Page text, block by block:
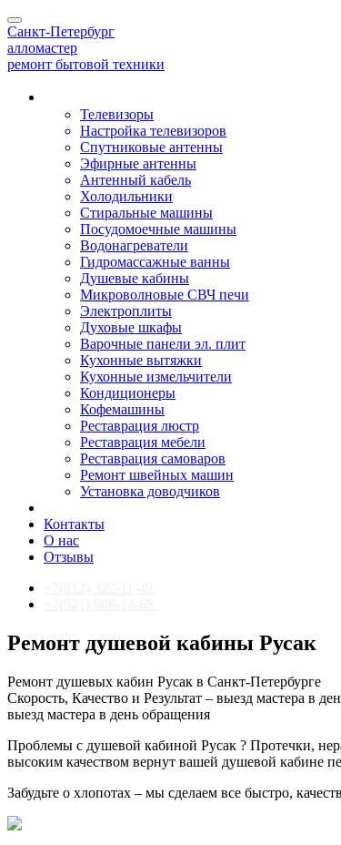
Toggle
navigation
Санкт-Петербург
алломастер
ремонт бытовой техники
Телевизоры
Настройка телевизоров
Спутниковые антенны
Эфирные антенны
Антенный кабель
Холодильники
Стиральные машины
Посудомоечные машины
Водонагреватели
Гидромассажные ванны
Душевые кабины
Микроволновые СВЧ печи
Электроплиты
Духовые шкафы
Варочные панели эл. плит
Кухонные вытяжки
Кухонные измельчители
Кондиционеры
Кофемашины
Реставрация люстр
Реставрация мебели
Реставрация самоваров
Ремонт швейных машин
Установка доводчиков
Контакты
О нас
Отзывы
Ремонт душевой кабины Русак
Ремонт душевых кабин Русак в Санкт-Петербурге
Скорость, Качество и Результат – выезд мастера в
выезд мастера в день обращения
Проблемы с душевой кабиной Русак ? Протечки,
высоким качеством вернут вашей душевой кабине
Забудьте о хлопотах – мы сделаем все быстро,